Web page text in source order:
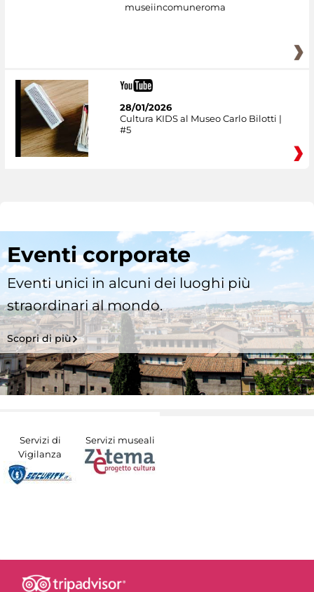
museiincomuneroma
28/01/2026
Cultura KIDS al Museo Carlo Bilotti |
#5
Eventi corporate
Eventi unici in alcuni dei luoghi più
straordinari al mondo.
Scopri di più
Servizi di
Vigilanza
Servizi museali